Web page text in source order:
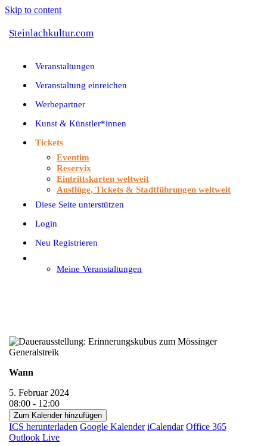
Skip to content
Steinlachkultur.com
Veranstaltungen
Veranstaltung einreichen
Werbepartner
Kunst & Künstler*innen
Tickets
Eventim
Reservix
Eintrittskarten weltweit
Ausflüge, Tickets & Stadtführungen weltweit
Diese Seite unterstützen
Login
Neu Registrieren
Meine Veranstaltungen
Wann
5. Februar 2024
08:00 - 12:00
Zum Kalender hinzufügen
ICS herunterladen Google Kalender iCalendar Office 365
Outlook Live